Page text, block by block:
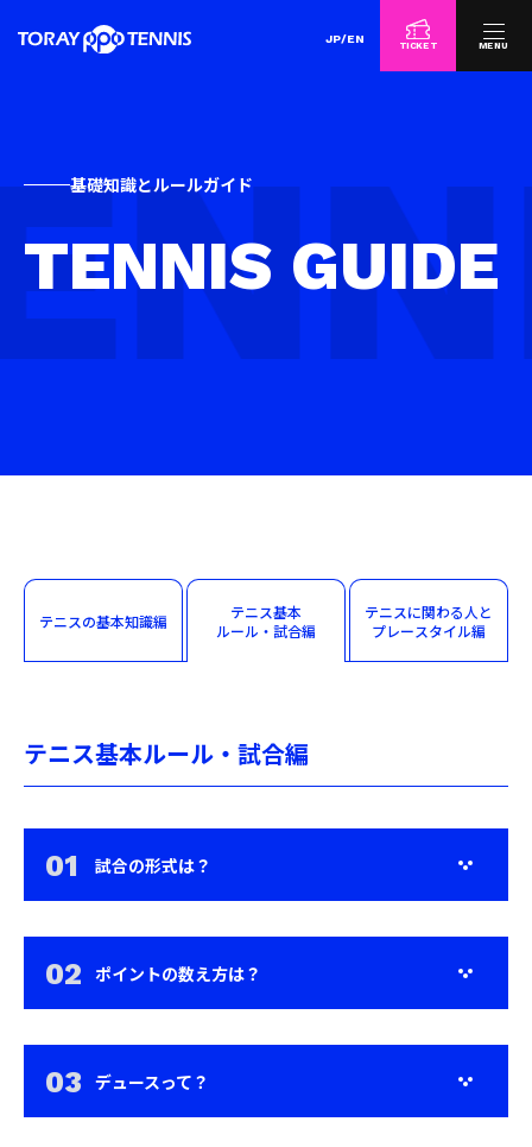
JP/EN
TICKET MENU
基礎知識とルールガイド
TENNIS GUIDE
テニスの基本知識編
テニス基本
ルール・試合編
テニスに関わる 人と
プレースタイル編
テニス基本ルール・試合編
試合の形式は？
ポイントの数え方は？
デュースって？